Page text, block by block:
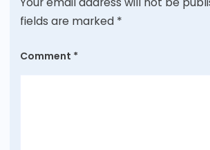
fields are marked *
Comment *